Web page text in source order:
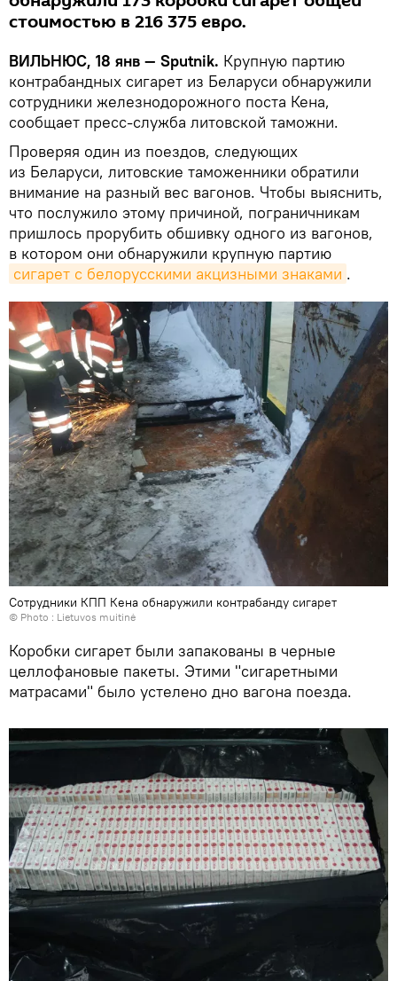
стоимостью в 216 375 евро.
ВИЛЬНЮС, 18 янв — Sputnik. Крупную партию
контрабандных сигарет из Беларуси обнаружили
сотрудники железнодорожного поста Кена,
сообщает пресс-служба литовской таможни.
Проверяя один из поездов, следующих
из Беларуси, литовские таможенники обратили
внимание на разный вес вагонов. Чтобы выяснить,
что послужило этому причиной, пограничникам
пришлось прорубить обшивку одного из вагонов,
в котором они обнаружили крупную партию
сигарет с белорусскими акцизными знаками .
Сотрудники КПП Кена обнаружили контрабанду сигарет
© Photo : Lietuvos muitinė
Коробки сигарет были запакованы в черные
целлофановые пакеты. Этими "сигаретными
матрасами" было устелено дно вагона поезда.